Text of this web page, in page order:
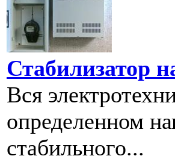
Стабилизатор
Вся
определенном
стабильного...